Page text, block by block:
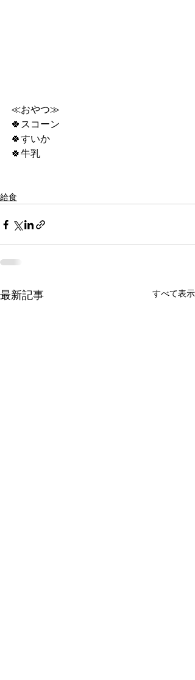
≪おやつ≫
🍀スコーン
🍀すいか
🍀牛乳
給食
最新記事 すべて表示